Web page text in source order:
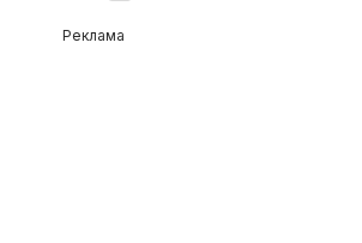
Реклама